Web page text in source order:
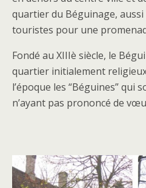
quartier du Béguinage,
touristes pour une
Fondé au XIIIè siècle, le
quartier initialement
l’époque les “Béguines” qui
n’ayant pas prononcé de